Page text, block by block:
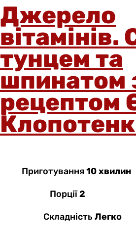
Джерело
вітамінів.
тунцем та
шпинатом
рецептом
Приготування10 хвилин
Порції2
Складність Легко